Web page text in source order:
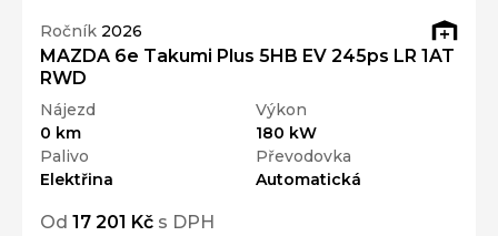
Ročník 2026
MAZDA 6e Takumi Plus 5HB EV 245ps LR 1AT
RWD
Nájezd
0 km
Výkon
180 kW
Palivo
Elektřina
Převodovka
Automatická
Od 17 201 Kč s DPH